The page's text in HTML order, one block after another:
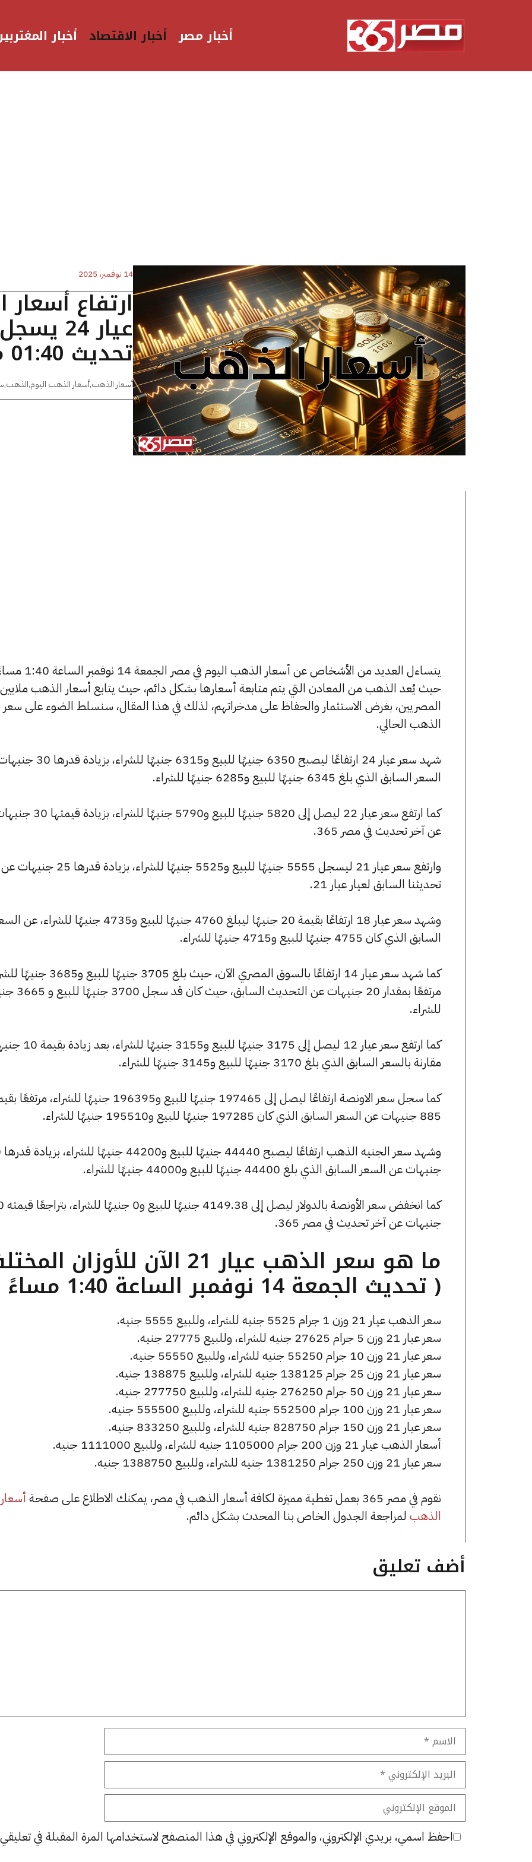
أخبار مصر أخبار الاقتصاد أخبار
14 نوفمبر، 2025
ارتفاع
تحديث 01:40 مساءًا
أسعار الذهب,أسعار الذهب اليوم,الذهب,
يتساءل العديد من الأشخاص عن أسعار الذهب اليوم في مصر
حيث يُعد الذهب من المعادن التي يتم متابعة أسعارها بشكل دائم، حيث يتابع أسعار الذهب ملايين
المصريين، بغرض الاستثمار والحفاظ على مدخراتهم، لذلك في هذا المقال، سنسلط الضوء على سعر
الذهب الحالي.
شهد سعر عيار 24 ارتفاعًا ليصبح 6350 جنيهًا للبيع و6315
السعر السابق الذي بلغ 6345 جنيهًا للبيع و6285 جنيهًا للشراء.
كما ارتفع سعر عيار 22 ليصل إلى 5820 جنيهًا للبيع و5790 جنيهًا للشراء،
عن آخر تحديث في مصر 365.
وارتفع سعر عيار 21 ليسجل 5555 جنيهًا للبيع و5525 جنيهًا للشراء، بزيادة قدرها 25 جنيهات عن
تحديثنا السابق لعيار عيار 21.
وشهد سعر عيار 18 ارتفاعًا بقيمة 20 جنيهًا ليبلغ 4760 جنيهًا للبيع و4735 جنيهًا للشراء،
السابق الذي كان 4755 جنيهًا للبيع و4715 جنيهًا للشراء.
كما شهد سعر عيار 14 ارتفاعًا بالسوق المصري الآن، حيث بلغ 3705 جنيهًا
مرتفعًا بمقدار 20 جنيهات عن التحديث
للشراء.
كما ارتفع سعر عيار 12 ليصل إلى 3175 جنيهًا
مقارنة بالسعر السابق الذي بلغ 3170 جنيهًا للبيع و3145 جنيهًا للشراء.
كما سجل سعر الاونصة ارتفاعًا ليصل إلى 197465 جنيهًا للبيع و196395 جنيهًا للشراء،
885 جنيهات عن السعر السابق الذي كان 197285 جنيهًا للبيع و195510 جنيهًا للشراء.
جنيهات عن السعر السابق الذي بلغ 44400 جنيهًا للبيع و44000 جنيهًا للشراء.
كما انخفض سعر الأونصة بالدولار
جنيهات عن آخر تحديث في مصر 365.
ما هو سعر الذهب عيار 21 الآن للأوزان
( تحديث الجمعة 14 نوفمبر الساعة 1:40 مساءً )
سعر الذهب عيار 21 وزن 1 جرام 5525 جنيه للشراء، وللبيع 5555 جنيه.
سعر عيار 21 وزن 5 جرام 27625 جنيه للشراء، وللبيع 27775 جنيه.
سعر عيار 21 وزن 10 جرام 55250 جنيه للشراء، وللبيع 55550 جنيه.
سعر عيار 21 وزن 25 جرام 138125 جنيه للشراء، وللبيع 138875 جنيه.
سعر عيار 21 وزن 50 جرام 276250 جنيه للشراء، وللبيع 277750 جنيه.
سعر عيار 21 وزن 100 جرام 552500 جنيه للشراء، وللبيع 555500 جنيه.
سعر عيار 21 وزن 150 جرام 828750 جنيه للشراء، وللبيع 833250 جنيه.
أسعار الذهب عيار 21 وزن 200 جرام 1105000 جنيه للشراء، وللبيع 1111000 جنيه.
سعر عيار 21 وزن 250 جرام 1381250 جنيه للشراء، وللبيع 1388750 جنيه.
نقوم في مصر 365 بعمل تغطية مميزة لكافة أسعار الذهب في مصر، يمكنك الاطلاع على صفحة
أسعار
الذهب لمراجعة الجدول الخاص بنا المحدث بشكل دائم.
أضف تعليق
الاسم
البريد
الإلكتروني
الموقع
الإلكتروني
احفظ اسمي، بريدي الإلكتروني، والموقع الإلكتروني في هذا المتصفح لاستخدامها المرة المقبلة في